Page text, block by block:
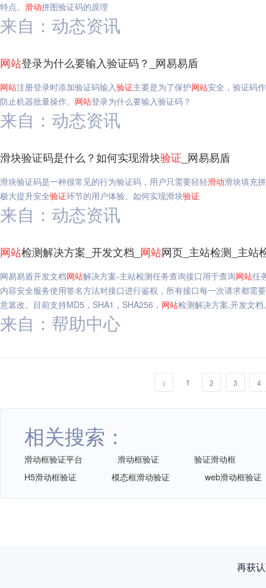
特点。 滑动拼图验证码的原理
来自：动态资讯
网站登录为什么要输入验证码？_网易易盾
网站注册登录时添加验证码输入验证主要是为了保护网站安全，验证码
防止机器批量操作。 网站登录为什么要输入验证码？
来自：动态资讯
滑块验证码是什么？如何实现滑块验证 _网易易盾
滑块验证码是一种很常见的行为验证码，用户只需要轻轻滑动滑块填充
极大提升安全验证环节的用户体验。如何实现滑块验证
来自：动态资讯
网站检测解决方案_开发文档_ 网站网页_主站检测_主站
网易易盾开发文档网站解决方案-主站检测任务查询接口用于查询网站任
内容安全服务使用签名方法对接口进行鉴权，所有接口每一次请求都需
意篡改。目前支持MD5，SHA1，SHA256， 网站检测解决方案,开发文档,
来自：帮助中心
< 1 2 3 4
相关搜索：
滑动框验证平台 滑动框验证
验证滑动框
H5滑动框验证
模态框滑动验证 web滑动框验证
再获